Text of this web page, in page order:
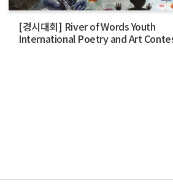
[경시대회] River of Words Youth
International Poetry and Art